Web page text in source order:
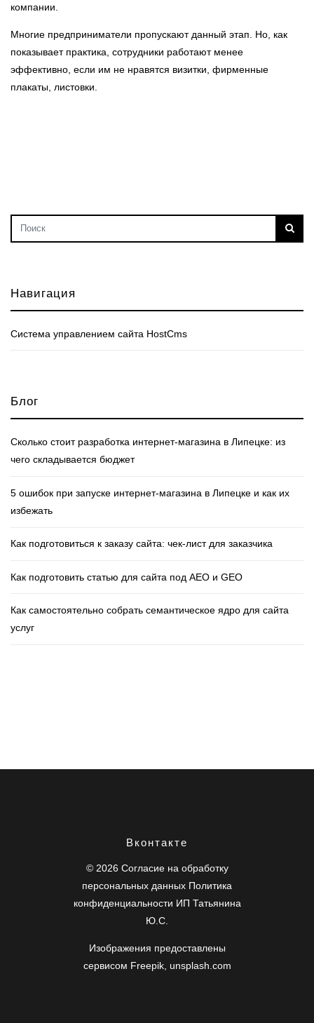
компании.
Многие предприниматели пропускают данный этап. Но, как
показывает практика, сотрудники работают менее
эффективно, если им не нравятся визитки, фирменные
плакаты, листовки.
Навигация
Cистема управлением сайта HostCms
Блог
Сколько стоит разработка интернет‑магазина в Липецке: из
чего складывается бюджет
5 ошибок при запуске интернет‑магазина в Липецке и как их
избежать
Как подготовиться к заказу сайта: чек‑лист для заказчика
Как подготовить статью для сайта под AEO и GEO
Как самостоятельно собрать семантическое ядро для сайта
услуг
Вконтакте
© 2026 Согласие на обработку
персональных данных Политика
конфиденциальности ИП Татьянина
Ю.С.
Изображения предоставлены
сервисом Freepik, unsplash.com